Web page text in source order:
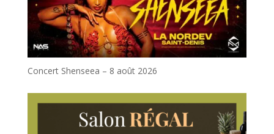
Concert Shenseea – 8 août 2026